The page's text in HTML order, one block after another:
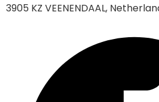
3905 KZ VEENENDAAL,